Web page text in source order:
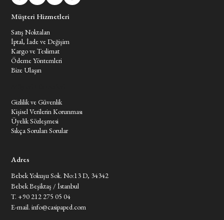
Müşteri Hizmetleri
Satış Noktaları
İptal, İade ve Değişim
Kargo ve Teslimat
Ödeme Yöntemleri
Bize Ulaşın
Gizlilik ve Güvenlik
Kişisel Verilerin Korunması
Üyelik Sözleşmesi
Sıkça Sorulan Sorular
Adres
Bebek Yokuşu Sok. No:13 D, 34342
Bebek Beşiktaş / İstanbul
T. +90 212 275 05 04
E-mail.info@casipaped.com